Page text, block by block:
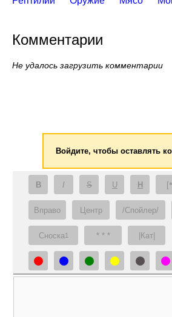
Комментарии
Не удалось загрузить комментарии
Войдите, чтобы оставлять
B I S U H
Вправо Центр /Спойлер/
Сноска1 * * * |Кат|